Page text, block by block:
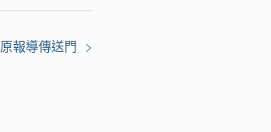
原報導傳送門